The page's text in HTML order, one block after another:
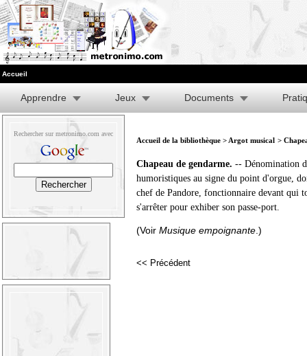
Accueil
Apprendre Jeux Documents
Rechercher sur metronimo.com avec
Accueil de la bibliothèque > Argot musical >
Chapeau de gendarme. -- Dénomination
humoristiques au signe du point d'orgue,
chef de Pandore, fonctionnaire devant qui
s'arrêter pour exhiber son passe-port.
(Voir Musique empoignante .)
<< Précédent